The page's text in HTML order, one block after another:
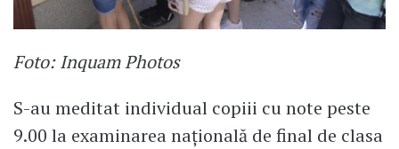
Foto: Inquam Photos
S-au meditat individual copiii cu note peste
9.00 la examinarea națională de final de clasa